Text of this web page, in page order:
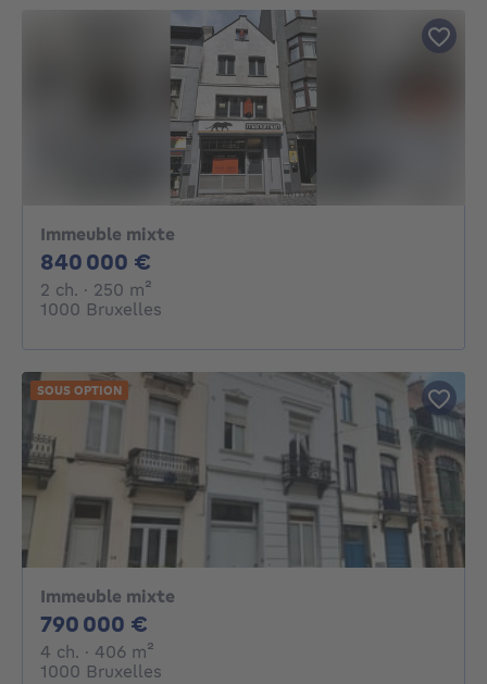
Immeuble mixte
840 000 €
2 ch. 2 chambres
· 250 m²
1000 Bruxelles
Immeuble mixte
790 000 €
4 ch. 4 chambres
· 406 m²
1000 Bruxelles
SOUS OPTION